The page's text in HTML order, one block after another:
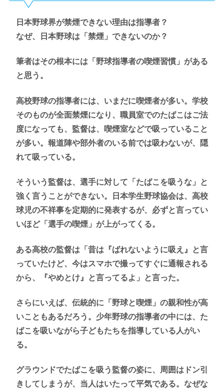
日本野球界が禁煙できない理由は指導者？
なぜ、日本野球は「禁煙」できないのか？
筆者はその根本には「野球指導者の喫煙習慣」がある
と思う。
高校野球の指導者には、いまだに喫煙者が多い。学校
そのものが全面禁煙になり、職員室でのたばこはご法
度になっても、監督は、喫煙室などで吸っていること
が多い。報道陣や部外者のいる前では吸わないが、隠
れて吸っている。
そういう監督は、選手に対して「たばこを吸うな」と
強く言うことができない。日本学生野球協会は、高校
球児の不祥事を定期的に発表するが、必ずと言ってい
いほど「選手の喫煙」が上がってくる。
ある高校の監督は「昔は『ばれないように吸え』と言
っていたけど、今はスマホで撮ってすぐに通報される
から、『やめとけ』と言ってるよ」と言った。
さらにいえば、伝統的に「野球と喫煙」の親和性が高
いこともあるだろう。少年野球の指導者の中には、た
ばこを吸いながら子どもたちを指導している人がい
る。
グラウンドでたばこを吸う監督の姿に、周囲はドン引
きしてしまうが、当人はいたって平気である。なぜな